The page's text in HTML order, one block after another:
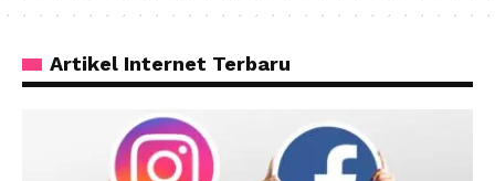
Artikel Internet Terbaru